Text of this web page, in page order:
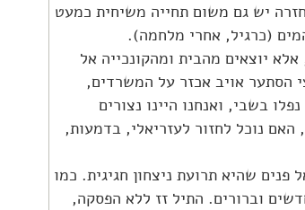
יש גם משום תחייה משיחית כמעט
(כרגיל, אחרי מלחמה).
יוצאים מהבית ומהקונכייה אל
הסתער אויב אכזר על המשרדים,
בשבי, ואנחנו היינו נצורים
נוכל לחזור לעזריאלי, בדמעות,
שהיא תרועת ניצחון חגיגית. כמו
וברורים. התיל זז ללא הפסקה,